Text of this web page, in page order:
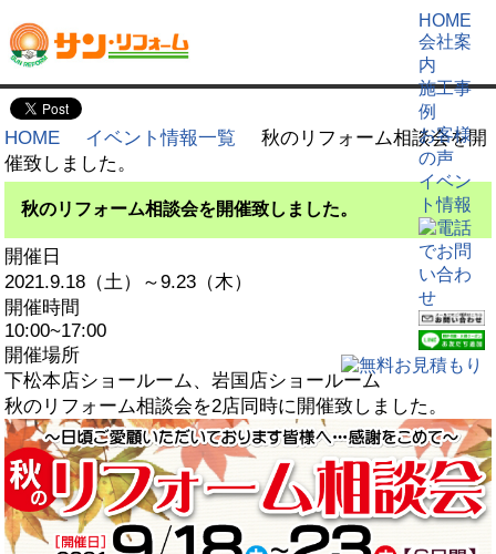
HOME
会社案
内
施工事
例
お客様
の声
イベン
ト情報
HOME イベント情報一覧
秋のリフォーム相談会を開
催致しました。
秋のリフォーム相談会を開催致しました。
開催日
2021.9.18（土）～9.23（木）
開催時間
10:00~17:00
開催場所
下松本店ショールーム、岩国店ショールーム
秋のリフォーム相談会を2店同時に開催致しました。